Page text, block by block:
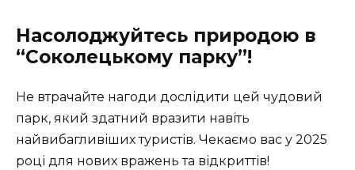
Насолоджуйтесь природою в
“Соколецькому парку”!
Не втрачайте нагоди дослідити цей чудовий
парк, який здатний вразити навіть
найвибагливіших туристів. Чекаємо вас у 2025
році для нових вражень та відкриттів!